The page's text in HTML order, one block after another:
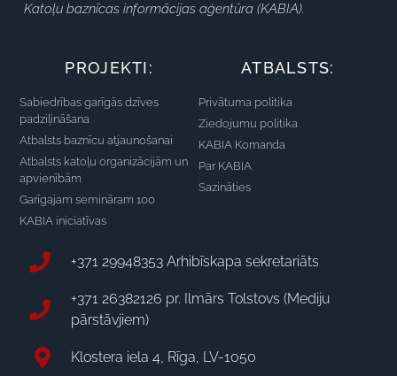
Katoļu baznīcas informācijas aģentūra (KABIA).
PROJEKTI:
Sabiedrības garīgās dzīves
padziļināšana
Atbalsts baznīcu atjaunošanai
Atbalsts katoļu organizācijām un
apvienībām
Garīgajam semināram 100
KABIA iniciatīvas
ATBALSTS:
Privātuma politika
Ziedojumu politika
KABIA Komanda
Par KABIA
Sazināties
+371 29948353 Arhibīskapa sekretariāts
+371 26382126 pr. Ilmārs Tolstovs (Mediju
pārstāvjiem)
Klostera iela 4, Rīga, LV-1050